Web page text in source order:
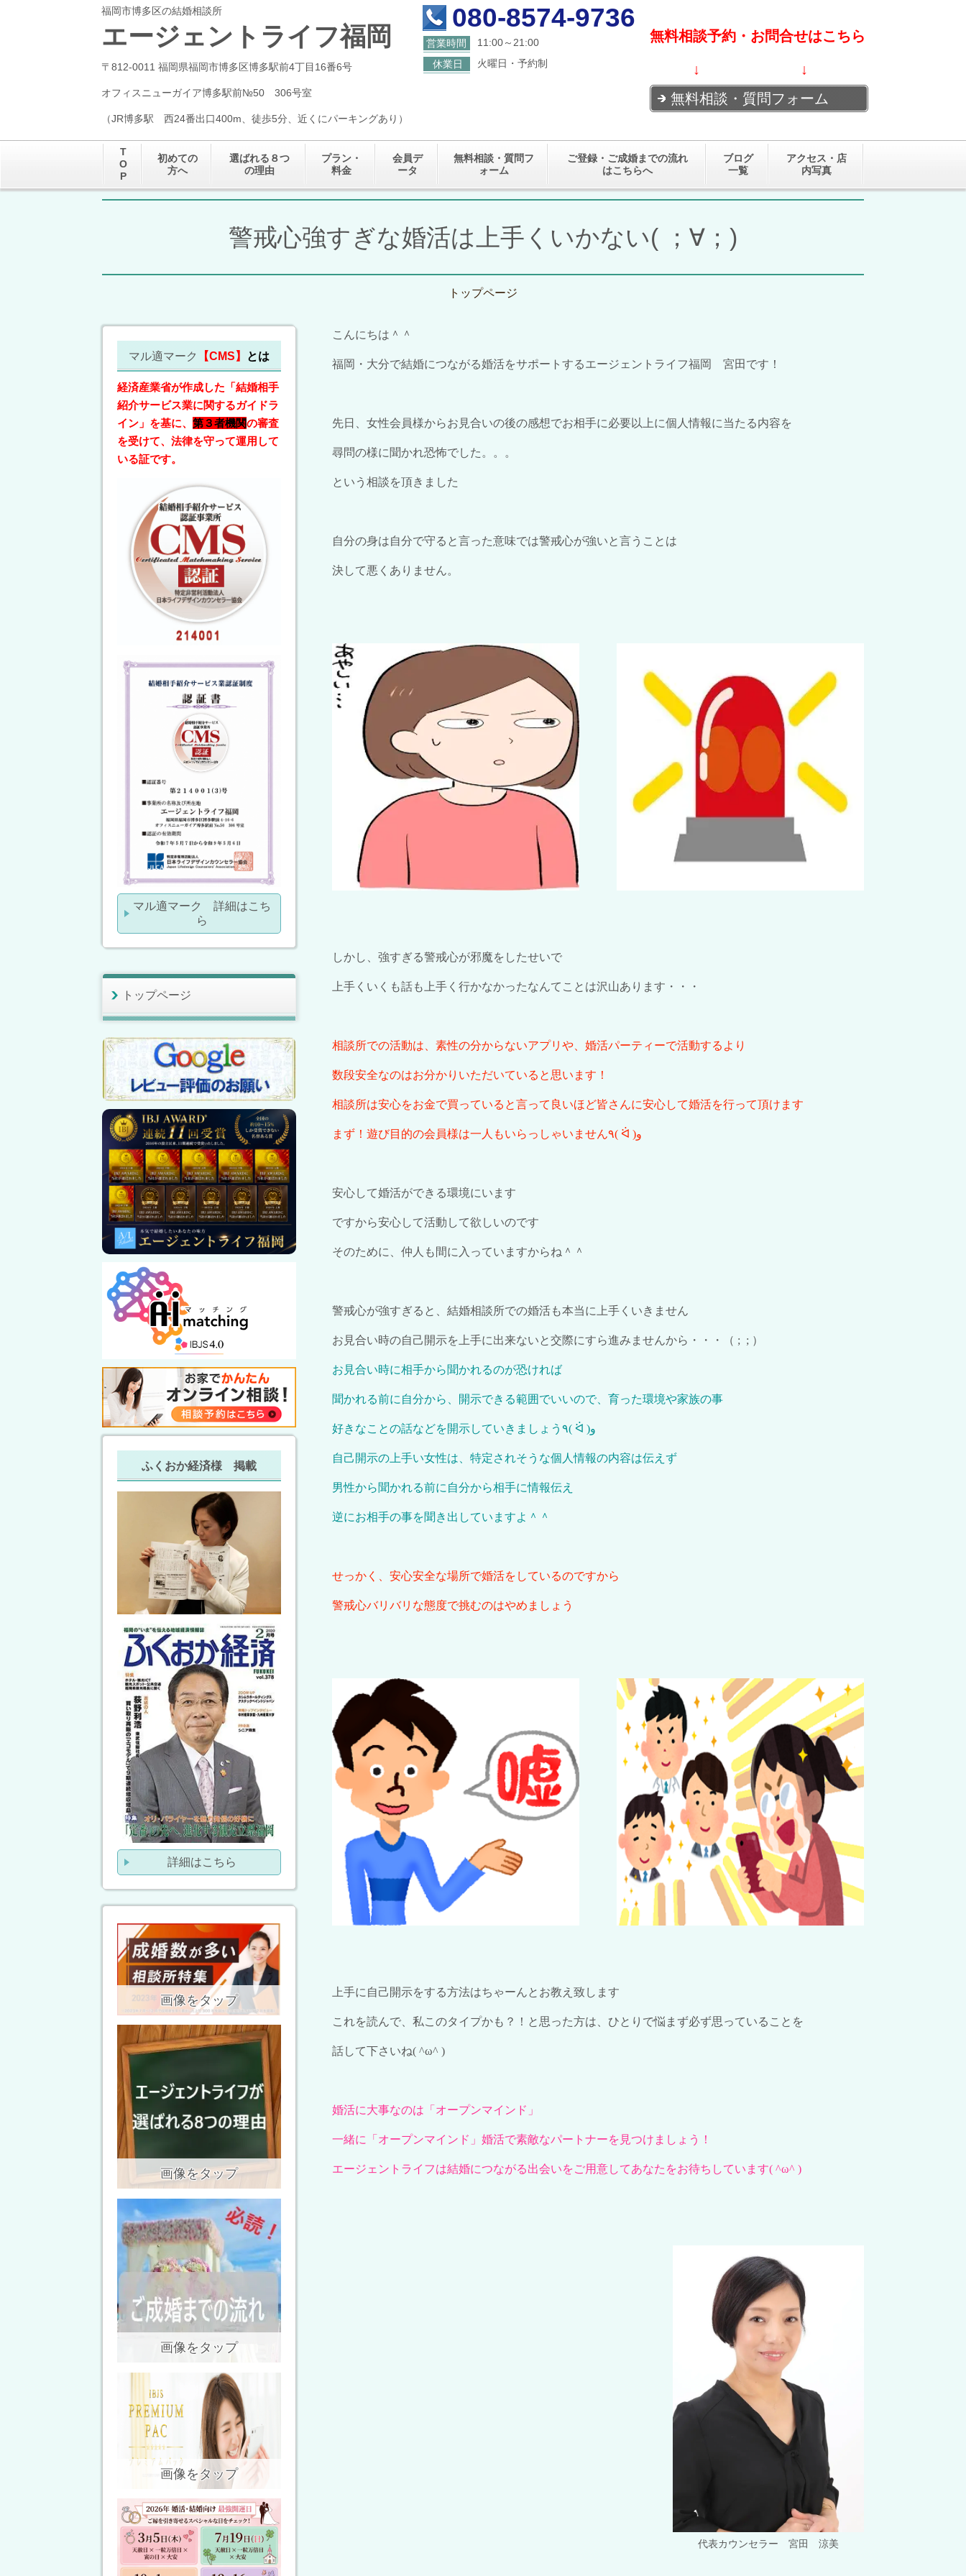
福岡市博多区の結婚相談所
エージェントライフ福岡
〒812-0011 福岡県福岡市博多区博多駅前4丁目16番6号
オフィスニューガイア博多駅前№50 306号室
（JR博多駅 西24番出口400m、徒歩5分、近くにパーキングあり）
080-8574-9736
営業時間
11:00～21:00
休業日
火曜日・予約制
無料相談予約・お問合せはこちら
↓ ↓
無料相談・質問フォーム
T
O
P
初めての
方へ
選ばれる８つ
の理由
プラン・
料金
会員デ
ータ
無料相談・質問フ
ォーム
ご登録・ご成婚までの流れ
はこちらへ
ブログ
一覧
アクセス・店
内写真
警戒心強すぎな婚活は上手くいかない( ；∀；)
トップページ
こんにちは＾＾
福岡・大分で結婚につながる婚活をサポートするエージェントライフ福岡 宮田です！
先日、女性会員様からお見合いの後の感想でお相手に必要以上に個人情報に当たる内容を
尋問の様に聞かれ恐怖でした。。。
という相談を頂きました
自分の身は自分で守ると言った意味では警戒心が強いと言うことは
決して悪くありません。
しかし、強すぎる警戒心が邪魔をしたせいで
上手くいくも話も上手く行かなかったなんてことは沢山あります・・・
相談所での活動は、素性の分からないアプリや、婚活パーティーで活動するより
数段安全なのはお分かりいただいていると思います！
相談所は安心をお金で買っていると言って良いほど皆さんに安心して婚活を行って頂けます
まず！遊び目的の会員様は一人もいらっしゃいません٩( ᐛ )و
安心して婚活ができる環境にいます
ですから安心して活動して欲しいのです
そのために、仲人も間に入ってい ますからね＾＾
警戒心が強すぎると、結婚相談所での婚活も本当に上手くいきません
お見合い時の自己開示を上手に出来ないと交際にすら進みませんから・・・（ ; ; ）
お見合い時に相手から聞かれるのが恐ければ
聞かれる前に自分から、開示できる範囲でいいので、育った環境や家族の事
好きなことの話などを開示していきましょう ٩( ᐛ )و
自己開示の上手い女性は、特定されそうな個人情報の内容は伝えず
男性から聞かれる前に自分から相手に情報伝え
逆にお相手の事を聞き出していますよ＾＾
せっかく、安心安全な場所で婚活をしているのですから
警戒心バリバリな態度で挑むのはやめましょう
上手に自己開示をする方法はちゃーんとお教え致します
これを読んで、私このタイプかも？！と思った方は、ひとりで悩まず必ず思っていることを
話して下さいね( ^ω^ )
婚活に大事なのは「オープンマインド」
一緒に「オープンマインド」婚活で素敵なパートナーを見つけましょう！
エージェントライフは結婚につながる出会いをご用意してあなたをお待ちしてい ます( ^ω^ )
代表カウンセラー 宮田 涼美
マル適マーク 【CMS】 とは
経済産業省が作成した「結婚相手
紹介サービス業に関するガイドラ
イン」を基に、 第３者機関の審査
を受けて、法律を守って運用して
いる証です。
マル適マーク 詳細はこち
ら
トップページ
ふくおか経済様 掲載
詳細はこちら
画像をタップ
画像をタップ
画像をタップ
画像をタップ